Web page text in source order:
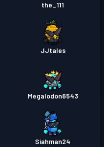
the_111
JJtales
Megalodon6543
Siahman24